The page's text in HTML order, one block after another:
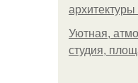
архитектуры
Уютная,
студия,